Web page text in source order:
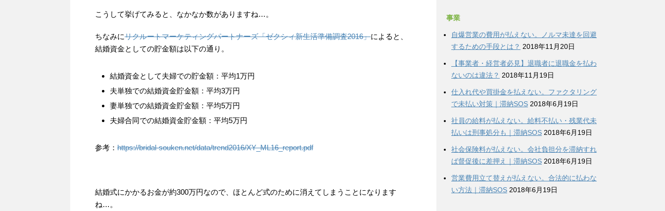
こうして挙げてみると、なかなか数がありますね…。
ちなみにリクルートマーケティングパートナーズ「ゼクシィ新生活準備調査2016」によると、
結婚資金としての貯金額は以下の通り。
結婚資金として夫婦での貯金額：平均1万円
夫単独での結婚資金貯金額：平均3万円
妻単独での結婚資金貯金額：平均5万円
夫婦合同での結婚資金貯金額：平均5万円
参考： https://bridal-souken.net/data/trend2016/XY_ML16_report.pdf
結婚式にかかるお金が約300万円なので、ほとんど式のために消えてしまうことになります
ね…。
事業
自爆営業の費用が払えない。ノルマ未達を回避
するための手段とは？ 2018年11月20日
【事業者・経営者必見】退職者に退職金を払わ
ないのは違法？ 2018年11月19日
仕入れ代や買掛金を払えない。ファクタリング
で未払い対策｜滞納SOS 2018年6月19日
社員の給料が払えない。給料不払い・残業代未
払いは刑事処分も｜滞納SOS 2018年6月19日
社会保険料が払えない。会社負担分を滞納すれ
ば督促後に差押え｜滞納SOS 2018年6月19日
営業費用立て替えが払えない。合法的に払わな
い方法｜滞納SOS 2018年6月19日